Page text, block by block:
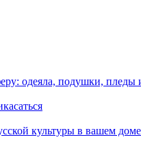
одеяла, подушки, пледы
культуры в вашем доме